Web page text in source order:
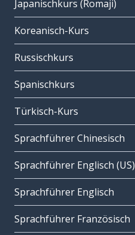
Japanischkurs (Romaji)
Koreanisch-Kurs
Russischkurs
Spanischkurs
Türkisch-Kurs
Sprachführer Chinesisch
Sprachführer Englisch (US)
Sprachführer Englisch
Sprachführer Französisch